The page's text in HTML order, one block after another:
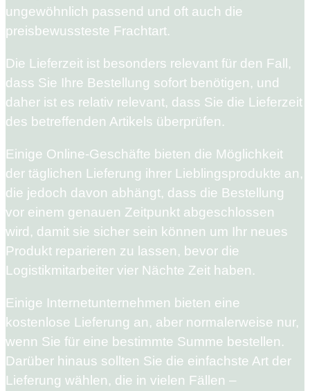
ungewöhnlich passend und oft auch die
preisbewussteste Frachtart.
Die Lieferzeit ist besonders relevant für den Fall,
dass Sie Ihre Bestellung sofort benötigen, und
daher ist es relativ relevant, dass Sie die Lieferzeit
des betreffenden Artikels überprüfen.
Einige Online-Geschäfte bieten die Möglichkeit
der täglichen Lieferung ihrer Lieblingsprodukte an,
die jedoch davon abhängt, dass die Bestellung
vor einem genauen Zeitpunkt abgeschlossen
wird, damit sie sicher sein können um Ihr neues
Produkt reparieren zu lassen, bevor die
Logistikmitarbeiter vier Nächte Zeit haben.
Einige Internetunternehmen bieten eine
kostenlose Lieferung an, aber normalerweise nur,
wenn Sie für eine bestimmte Summe bestellen.
Darüber hinaus sollten Sie die einfachste Art der
Lieferung wählen, die in vielen Fällen –